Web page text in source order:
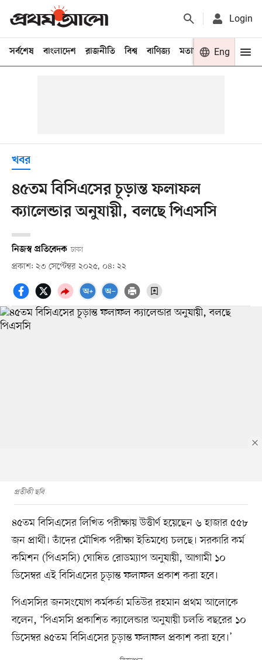
Login
সর্বশেষ বাংলাদেশ রাজনীতি বিশ্ব বাণিজ্য মতামত খেলা
Eng
খবর
৪৫তম বিসিএসের চূড়ান্ত ফলাফল
ক্যালেন্ডার অনুযায়ী, বলছে পিএসসি
নিজস্ব প্রতিবেদক ঢাকা
প্রকাশ: ২৩ সেপ্টেম্বর ২০২৫, ০৪: ২২
প্রতীকী ছবি
৪৫তম বিসিএসের লিখিত পরীক্ষায় উত্তীর্ণ হয়েছেন ৬ হাজার ৫৫৮
জন প্রার্থী। তাঁদের মৌখিক পরীক্ষা ইতিমধ্যে চলছে। সরকারি কর্ম
কমিশন (পিএসসি) ঘোষিত রোডম্যাপ অনুযায়ী, আগামী ১০
ডিসেম্বর এই বিসিএসের চূড়ান্ত ফলাফল প্রকাশ করা হবে।
পিএসসির জনসংযোগ কর্মকর্তা মতিউর রহমান প্রথম আলোকে
বলেন, ‘পিএসসি প্রকাশিত ক্যালেন্ডার অনুযায়ী চলতি বছরের ১০
ডিসেম্বর ৪৫তম বিসিএসের চূড়ান্ত ফলাফল প্রকাশ করা হবে।’